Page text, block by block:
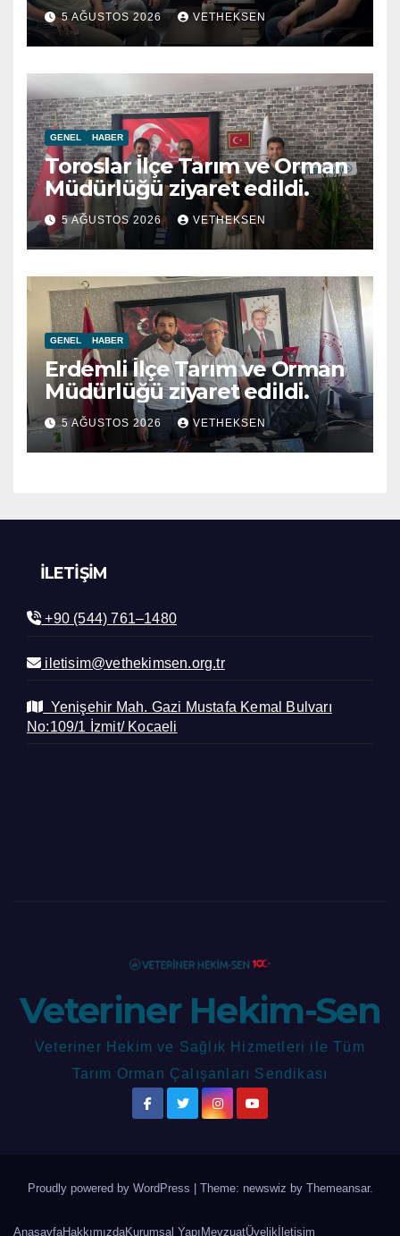
5 AĞUSTOS 2026 VETHEKSEN
GENEL HABER
Toroslar İlçe Tarım ve Orman
Müdürlüğü ziyaret edildi.
5 AĞUSTOS 2026 VETHEKSEN
GENEL HABER
Erdemli İlçe Tarım ve Orman
Müdürlüğü ziyaret edildi.
5 AĞUSTOS 2026 VETHEKSEN
İLETIŞIM
+90 (544) 761–1480
iletisim@vethekimsen.org.tr
Yenişehir Mah. Gazi Mustafa Kemal Bulvarı
No:109/1 İzmit/ Kocaeli
Veteriner Hekim-Sen
Veteriner Hekim ve Sağlık Hizmetleri ile Tüm
Tarım Orman Çalışanları Sendikası
Proudly powered by WordPress Theme: newswiz by Themeansar.
AnasayfaHakkımızdaKurumsal Yapı MevzuatÜyelik İletişim